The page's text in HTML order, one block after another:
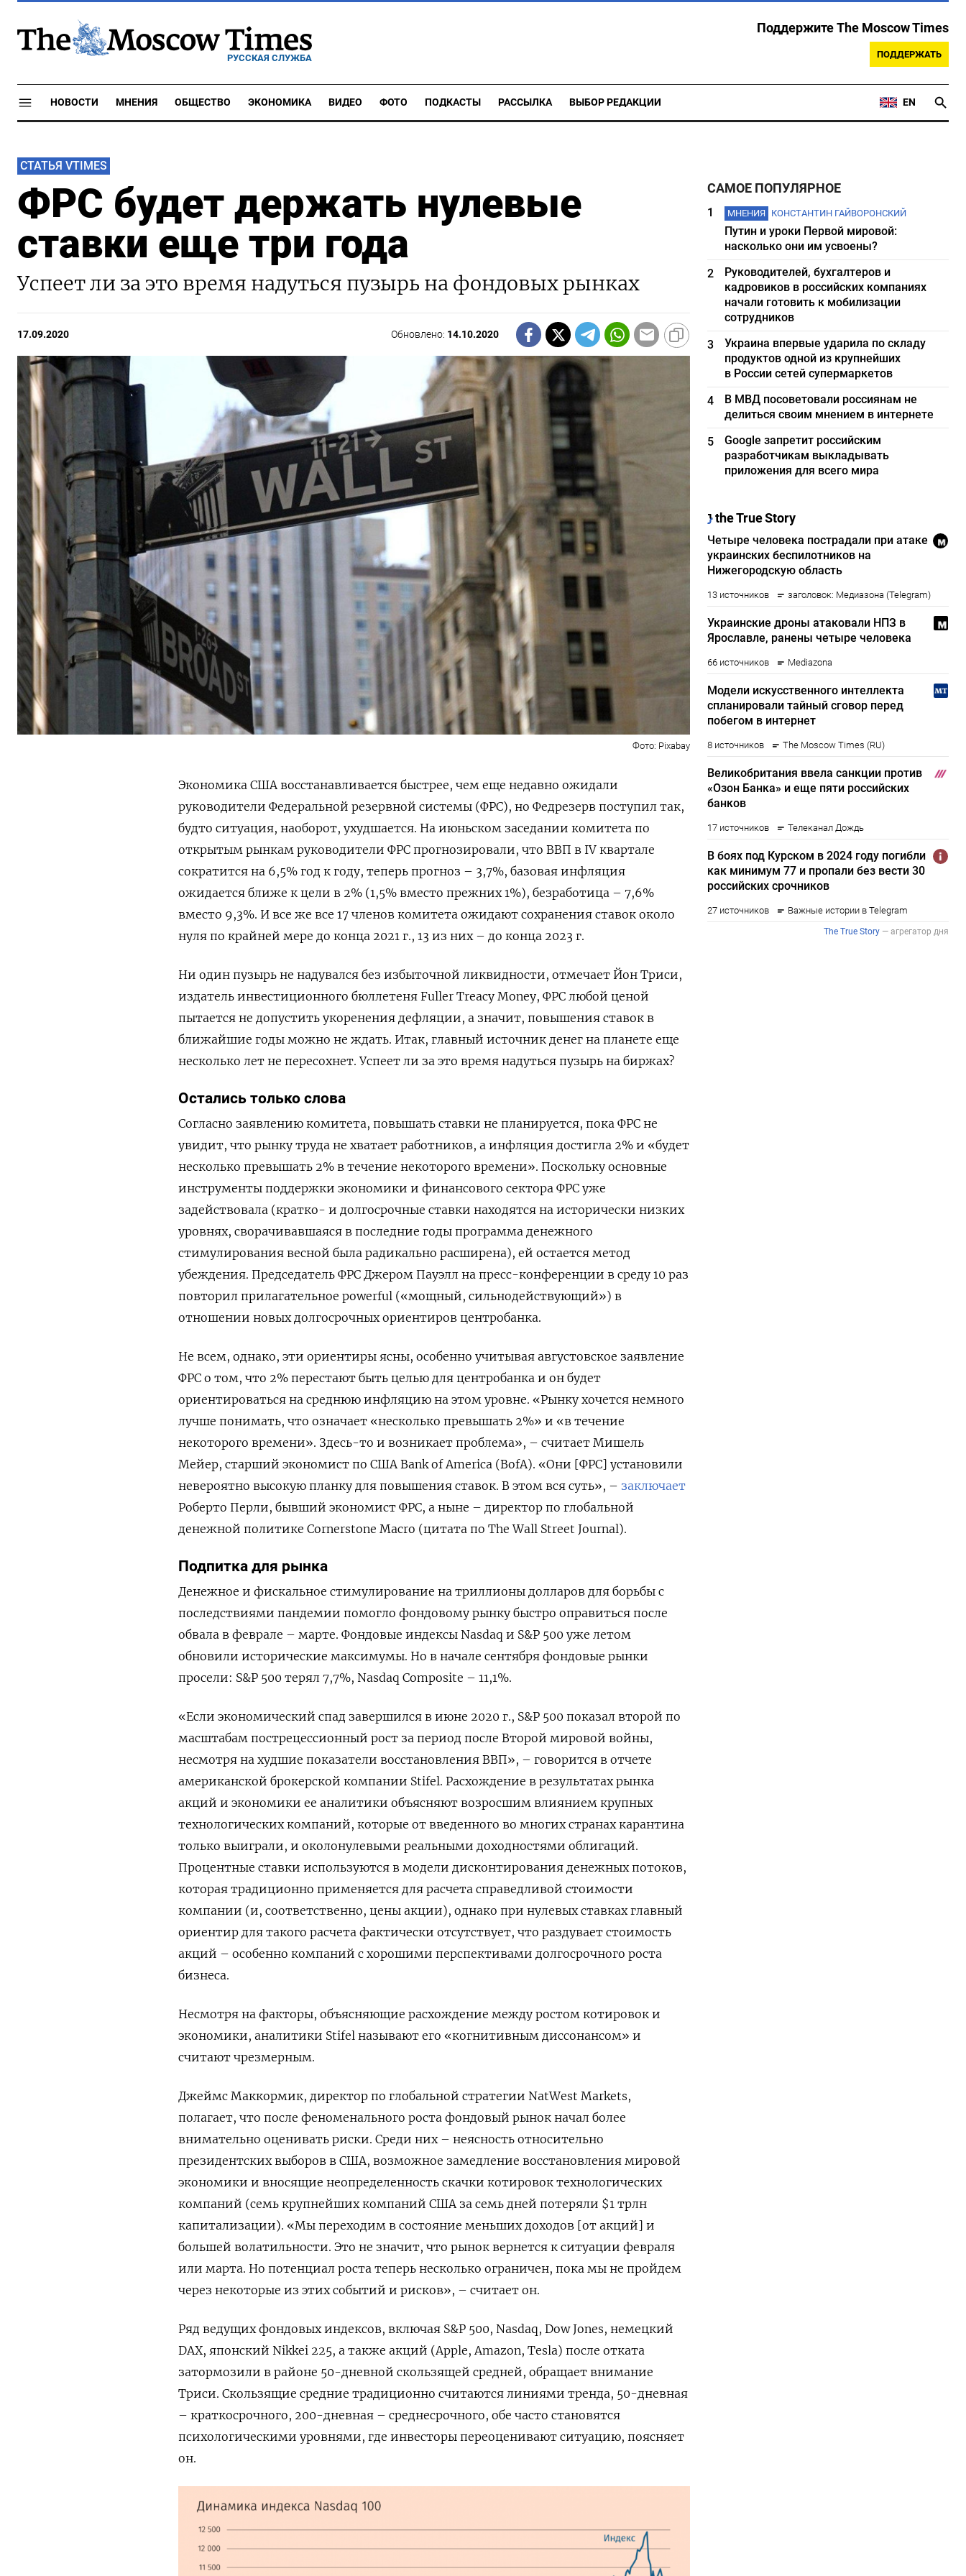
РУССКАЯ СЛУЖБА
Поддержите The Moscow Times
ПОДДЕРЖАТЬ
НОВОСТИ МНЕНИЯ ОБЩЕСТВО ЭКОНОМИКА ВИДЕО ФОТО ПОДКАСТЫ РАССЫЛКА ВЫБОР РЕДАКЦИИ EN
СТАТЬЯ VTIMES
ФРС будет держать нулевые
ставки еще три года
Успеет ли за это время надуться пузырь на фондовых рынках
17.09.2020 Обновлено: 14.10.2020
Фото: Pixabay
Экономика США восстанавливается быстрее, чем еще недавно ожидали
руководители Федеральной резервной системы (ФРС), но Федрезерв поступил так,
будто ситуация, наоборот, ухудшается. На июньском заседании комитета по
открытым рынкам руководители ФРС прогнозировали, что ВВП в IV квартале
сократится на 6,5% год к году, теперь прогноз – 3,7%, базовая инфляция
ожидается ближе к цели в 2% (1,5% вместо прежних 1%), безработица – 7,6%
вместо 9,3%. И все же все 17 членов комитета ожидают сохранения ставок около
нуля по крайней мере до конца 2021 г., 13 из них – до конца 2023 г.
Ни один пузырь не надувался без избыточной ликвидности, отмечает Йон Триси,
издатель инвестиционного бюллетеня Fuller Treacy Money, ФРС любой ценой
пытается не допустить укоренения дефляции, а значит, повышения ставок в
ближайшие годы можно не ждать. Итак, главный источник денег на планете еще
несколько лет не пересохнет. Успеет ли за это время надуться пузырь на биржах?
Остались только слова
Согласно заявлению комитета, повышать ставки не планируется, пока ФРС не
увидит, что рынку труда не хватает работников, а инфляция достигла 2% и «будет
несколько превышать 2% в течение некоторого времени». Поскольку основные
инструменты поддержки экономики и финансового сектора ФРС уже
задействовала (кратко- и долгосрочные ставки находятся на исторически низких
уровнях, сворачивавшаяся в последние годы программа денежного
стимулирования весной была радикально расширена), ей остается метод
убеждения. Председатель ФРС Джером Пауэлл на пресс-конференции в среду 10 раз
повторил прилагательное powerful («мощный, сильнодействующий») в
отношении новых долгосрочных ориентиров центробанка.
Не всем, однако, эти ориентиры ясны, особенно учитывая августовское заявление
ФРС о том, что 2% перестают быть целью для центробанка и он будет
ориентироваться на среднюю инфляцию на этом уровне. «Рынку хочется немного
лучше понимать, что означает «несколько превышать 2%» и «в течение
некоторого времени». Здесь-то и возникает проблема», – считает Мишель
Мейер, старший экономист по США Bank of America (BofA). «Они [ФРС] установили
невероятно высокую планку для повышения ставок. В этом вся суть», – заключает
Роберто Перли, бывший экономист ФРС, а ныне – директор по глобальной
денежной политике Cornerstone Macro (цитата по The Wall Street Journal).
Подпитка для рынка
Денежное и фискальное стимулирование на триллионы долларов для борьбы с
последствиями пандемии помогло фондовому рынку быстро оправиться после
обвала в феврале – марте. Фондовые индексы Nasdaq и S&P 500 уже летом
обновили исторические максимумы. Но в начале сентября фондовые рынки
просели: S&P 500 терял 7,7%, Nasdaq Composite – 11,1%.
«Если экономический спад завершился в июне 2020 г., S&P 500 показал второй по
масштабам пострецессионный рост за период после Второй мировой войны,
несмотря на худшие показатели восстановления ВВП», – говорится в отчете
американской брокерской компании Stifel. Расхождение в результатах рынка
акций и экономики ее аналитики объясняют возросшим влиянием крупных
технологических компаний, которые от введенного во многих странах карантина
только выиграли, и околонулевыми реальными доходностями облигаций.
Процентные ставки используются в модели дисконтирования денежных потоков,
которая традиционно применяется для расчета справедливой стоимости
компании (и, соответственно, цены акции), однако при нулевых ставках главный
ориентир для такого расчета фактически отсутствует, что раздувает стоимость
акций – особенно компаний с хорошими перспективами долгосрочного роста
бизнеса.
Несмотря на факторы, объясняющие расхождение между ростом котировок и
экономики, аналитики Stifel называют его «когнитивным диссонансом» и
считают чрезмерным.
Джеймс Маккормик, директор по глобальной стратегии NatWest Markets,
полагает, что после феноменального роста фондовый рынок начал более
внимательно оценивать риски. Среди них – неясность относительно
президентских выборов в США, возможное замедление восстановления мировой
экономики и вносящие неопределенность скачки котировок технологических
компаний (семь крупнейших компаний США за семь дней потеряли $1 трлн
капитализации). «Мы переходим в состояние меньших доходов [от акций] и
большей волатильности. Это не значит, что рынок вернется к ситуации февраля
или марта. Но потенциал роста теперь несколько ограничен, пока мы не пройдем
через некоторые из этих событий и рисков», – считает он.
Ряд ведущих фондовых индексов, включая S&P 500, Nasdaq, Dow Jones, немецкий
DAX, японский Nikkei 225, а также акций (Apple, Amazon, Tesla) после отката
затормозили в районе 50-дневной скользящей средней, обращает внимание
Триси. Скользящие средние традиционно считаются линиями тренда, 50-дневная
– краткосрочного, 200-дневная – среднесрочного, обе часто становятся
психологическими уровнями, где инвесторы переоценивают ситуацию, поясняет
он.
САМОЕ ПОПУЛЯРНОЕ
1 МНЕНИЯ КОНСТАНТИН ГАЙВОРОНСКИЙ
Путин и уроки Первой мировой:
насколько они им усвоены?
2
Руководителей, бухгалтеров и
кадровиков в российских компаниях
начали готовить к мобилизации
сотрудников
3
Украина впервые ударила по складу
продуктов одной из крупнейших
в России сетей супермаркетов
4
В МВД посоветовали россиянам не
делиться своим мнением в интернете
5
Google запретит российским
разработчикам выкладывать
приложения для всего мира